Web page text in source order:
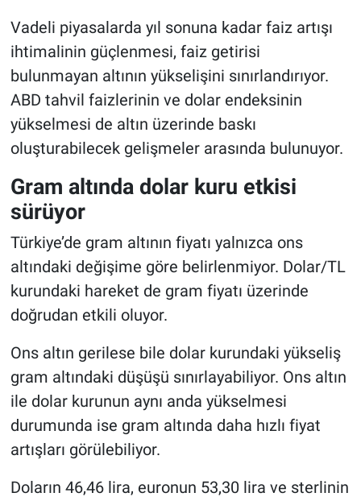
Vadeli piyasalarda yıl sonuna kadar faiz artışı
ihtimalinin güçlenmesi, faiz getirisi
bulunmayan altının yükselişini sınırlandırıyor.
ABD tahvil faizlerinin ve dolar endeksinin
yükselmesi de altın üzerinde baskı
oluşturabilecek gelişmeler arasında bulunuyor.
Gram altında dolar kuru etkisi
sürüyor
Türkiye’de gram altının fiyatı yalnızca ons
altındaki değişime göre belirlenmiyor. Dolar/TL
kurundaki hareket de gram fiyatı üzerinde
doğrudan etkili oluyor.
Ons altın gerilese bile dolar kurundaki yükseliş
gram altındaki düşüşü sınırlayabiliyor. Ons altın
ile dolar kurunun aynı anda yükselmesi
durumunda ise gram altında daha hızlı fiyat
artışları görülebiliyor.
Doların 46,46 lira, euronun 53,30 lira ve sterlinin